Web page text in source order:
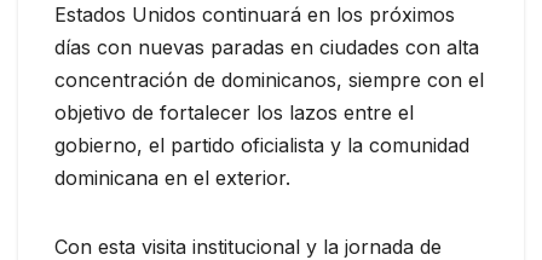
Estados Unidos continuará en los próximos
días con nuevas paradas en ciudades con alta
concentración de dominicanos, siempre con el
objetivo de fortalecer los lazos entre el
gobierno, el partido oficialista y la comunidad
dominicana en el exterior.
Con esta visita institucional y la jornada de